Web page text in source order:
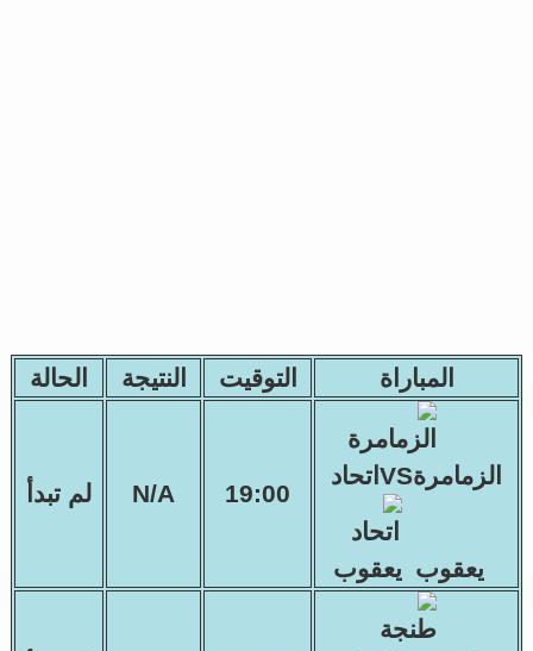
المباراة التوقيت النتيجة الحالة
الزمامرةVSاتحاد
يعقوب
19:00
N/A لم تبدأ